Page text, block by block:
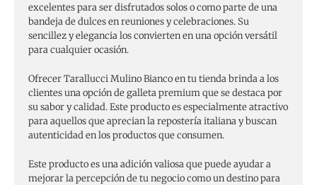
excelentes para ser disfrutados solos o como parte de una
bandeja de dulces en reuniones y celebraciones. Su
sencillez y elegancia los convierten en una opción versátil
para cualquier ocasión.
Ofrecer Tarallucci Mulino Bianco en tu tienda brinda a los
clientes una opción de galleta premium que se destaca por
su sabor y calidad. Este producto es especialmente atractivo
para aquellos que aprecian la repostería italiana y buscan
autenticidad en los productos que consumen.
Este producto es una adición valiosa que puede ayudar a
mejorar la percepción de tu negocio como un destino para